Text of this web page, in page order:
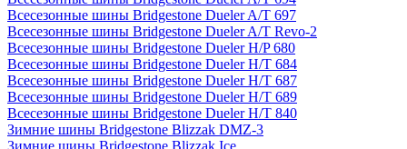
Всесезонные шины Bridgestone Dueler A/T 697
Всесезонные шины Bridgestone Dueler A/T Revo-2
Всесезонные шины Bridgestone Dueler H/P 680
Всесезонные шины Bridgestone Dueler H/T 684
Всесезонные шины Bridgestone Dueler H/T 687
Всесезонные шины Bridgestone Dueler H/T 689
Всесезонные шины Bridgestone Dueler H/T 840
Зимние шины Bridgestone Blizzak DMZ-3
Зимние шины Bridgestone Blizzak Ice